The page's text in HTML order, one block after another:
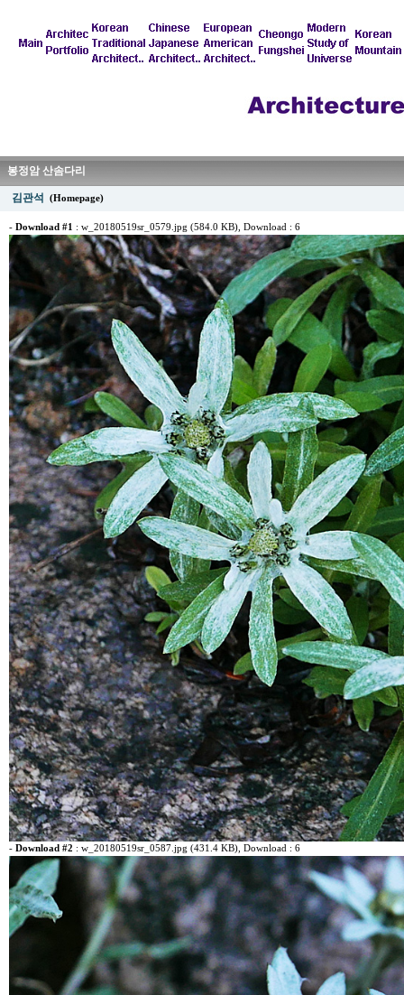
봉정암 산솜다리
김관석 (Homepage)
- Download #1 : w_20180519sr_0579.jpg (584.0 KB) , Download : 6
- Download #2 : w_20180519sr_0587.jpg (431.4 KB), Download : 6